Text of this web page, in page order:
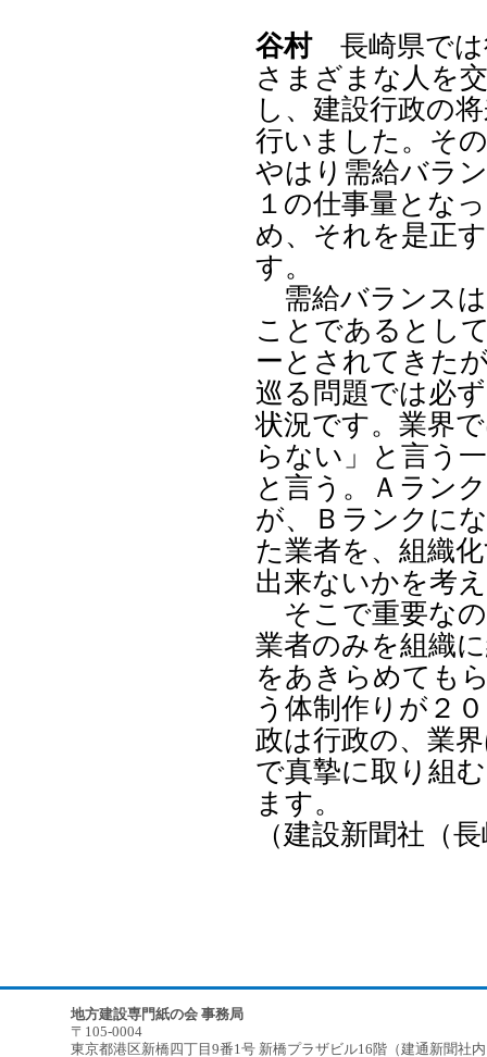
谷村長崎県では
さまざまな人を
し、建設行政の
行いました。そ
やはり需給バラ
１の仕事量とな
め、それを是正
す。
需給バランス
ことであるとし
ーとされてきた
巡る問題では必
状況です。業界
らない」と言う
と言う。Ａラン
が、Ｂランクに
た業者を、組織
出来ないかを考
そこで重要な
業者のみを組織
をあきらめても
う体制作りが２
政は行政の、業
で真摯に取り組
ます。
（建設新聞社（
地方建設専門紙の会 事務局
〒105-0004
東京都港区新橋四丁目9番1号 新橋プラザビル16階（建通新聞社